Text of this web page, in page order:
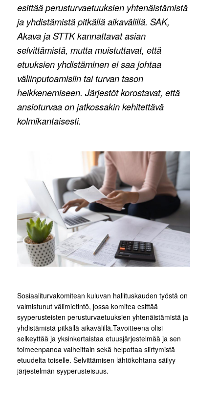
esittää perusturvaetuuksien yhtenäistämistä
ja yhdistämistä pitkällä aikavälillä. SAK,
Akava ja STTK kannattavat asian
selvittämistä, mutta muistuttavat, että
etuuksien yhdistäminen ei saa johtaa
väliinputoamisiin tai turvan tason
heikkenemiseen. Järjestöt korostavat, että
ansioturvaa on jatkossakin kehitettävä
kolmikantaisesti.
Sosiaaliturvakomitean kuluvan hallituskauden työstä on
valmistunut välimietintö, jossa komitea esittää
syyperusteisten perusturvaetuuksien yhtenäistämistä ja
yhdistämistä pitkällä aikavälillä.Tavoitteena olisi
selkeyttää ja yksinkertaistaa etuusjärjestelmää ja sen
toimeenpanoa vaiheittain sekä helpottaa siirtymistä
etuudelta toiselle. Selvittämisen lähtökohtana säilyy
järjestelmän syyperusteisuus.